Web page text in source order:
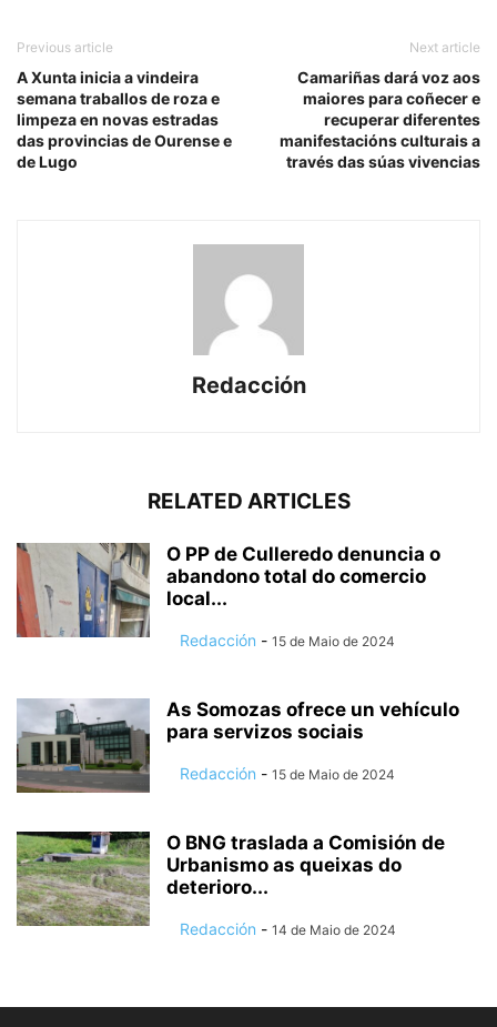
Previous article
A Xunta inicia a vindeira
semana traballos de roza e
limpeza en novas estradas
das provincias de Ourense e
de Lugo
Next article
Camariñas dará voz aos
maiores para coñecer e
recuperar diferentes
manifestacións culturais a
través das súas vivencias
Redacción
RELATED ARTICLES
O PP de Culleredo denuncia o
abandono total do comercio
local...
Redacción - 15 de Maio de 2024
As Somozas ofrece un vehículo
para servizos sociais
Redacción - 15 de Maio de 2024
O BNG traslada a Comisión de
Urbanismo as queixas do
deterioro...
Redacción - 14 de Maio de 2024